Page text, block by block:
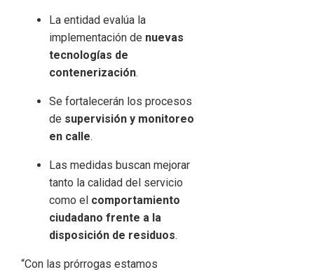
La entidad evalúa la
implementación de nuevas
tecnologías de
contenerización.
Se fortalecerán los procesos
de supervisión y monitoreo
en calle.
Las medidas buscan mejorar
tanto la calidad del servicio
como el comportamiento
ciudadano frente a la
disposición de residuos.
“Con las prórrogas estamos